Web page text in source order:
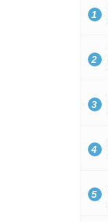
1
2
3
4
5